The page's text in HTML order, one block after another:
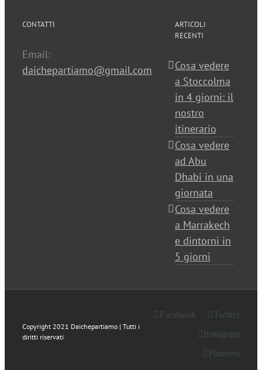
CONTATTI
Email:
daichepartiamo@gmail.com
ARTICOLI
RECENTI
Cosa vedere
a Stoccolma
in 4 giorni: il
nostro
itinerario
Cosa vedere
ad Abu
Dhabi in una
giornata
Cosa vedere
a Marrakech
e dintorni in
5 giorni
Copyright 2021 Daichepartiamo | Tutti i
diritti riservati
Facebook
Twitter
Instagram
Pinterest